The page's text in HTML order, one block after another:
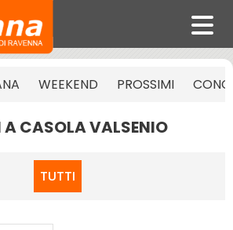
WEEKEND PROSSIMI
A CASOLA VALSENIO
TUTTI